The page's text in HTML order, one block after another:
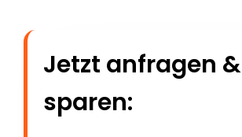
Jetzt anfragen &
sparen: